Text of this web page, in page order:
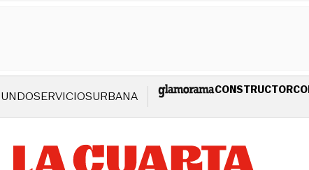
SERVICIOSURBANA CONSTRUCTOR